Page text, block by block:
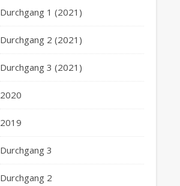
Durchgang 1 (2021)
Durchgang 2 (2021)
Durchgang 3 (2021)
2020
2019
Durchgang 3
Durchgang 2